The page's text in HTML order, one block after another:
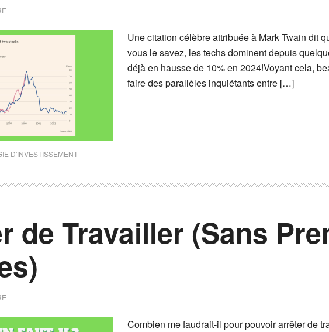
Une citation célèbre attribuée à Mark Twain dit
vous le savez, les techs dominent depuis
déjà en hausse de 10% en 2024!Voyant cela,
faire des parallèles inquiétants entre […]
D'INVESTISSEMENT
de Travailler (Sans
Combien me faudrait-il pour pouvoir arrêter de